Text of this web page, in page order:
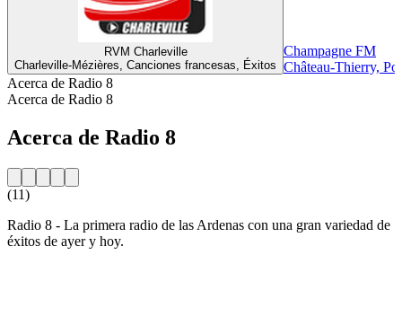
RVM Charleville
Charleville-Mézières, Canciones francesas, Éxitos
Champagne FM
Château-Thierry,
Acerca de Radio 8
Acerca de Radio 8
Acerca de Radio 8
(11)
Radio 8 - La primera radio de las Ardenas con una gran variedad de
éxitos de ayer y hoy.